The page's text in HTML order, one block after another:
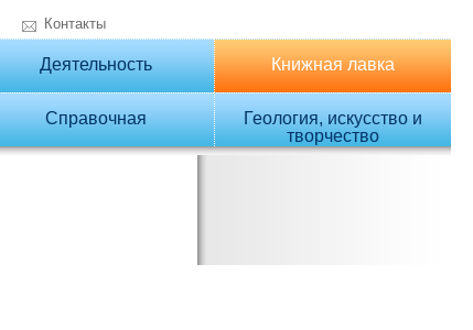
Контакты
Деятельность Книжная лавка
Справочная
Геология, искусство и
творчество